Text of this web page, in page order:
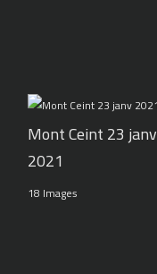
Mont Ceint 23 janv
2021
18 Images